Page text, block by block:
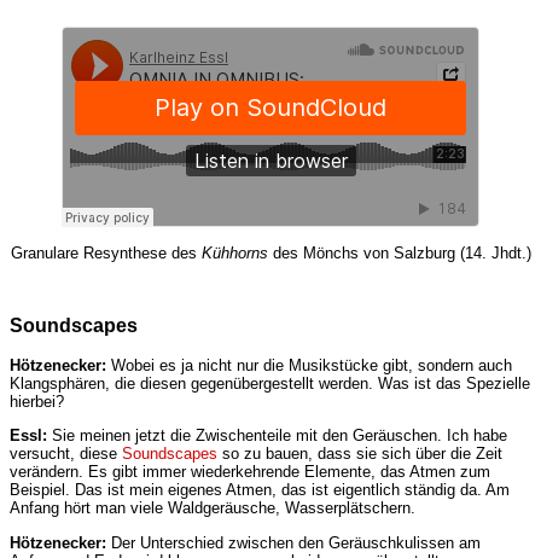
Granulare Resynthese des Kühhorns des Mönchs von Salzburg (14. Jhdt.)
Soundscapes
Hötzenecker: Wobei es ja nicht nur die Musikstücke gibt, sondern auch
Klangsphären, die diesen gegenübergestellt werden. Was ist das Spezielle
hierbei?
Essl: Sie meinen jetzt die Zwischenteile mit den Geräuschen. Ich habe
versucht, diese Soundscapes so zu bauen, dass sie sich über die Zeit
verändern. Es gibt immer wiederkehrende Elemente, das Atmen zum
Beispiel. Das ist mein eigenes Atmen, das ist eigentlich ständig da. Am
Anfang hört man viele Waldgeräusche, Wasserplätschern.
Hötzenecker: Der Unterschied zwischen den Geräuschkulissen am